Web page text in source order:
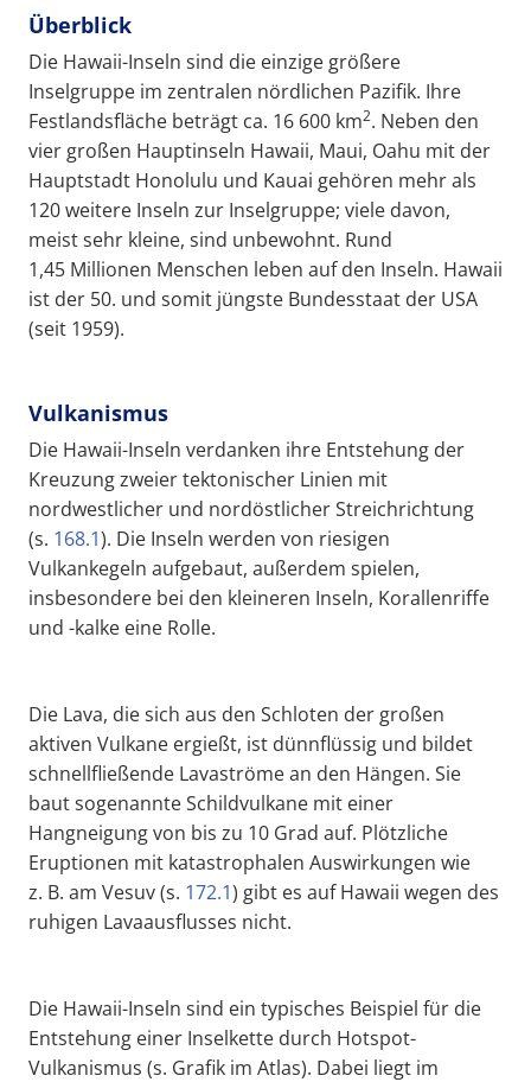
Überblick
Die Hawaii-Inseln sind die einzige größere
Inselgruppe im zentralen nördlichen Pazifik. Ihre
Festlandsfläche beträgt ca. 16 600 km2. Neben den
vier großen Hauptinseln Hawaii, Maui, Oahu mit der
Hauptstadt Honolulu und Kauai gehören mehr als
120 weitere Inseln zur Inselgruppe; viele davon,
meist sehr kleine, sind unbewohnt. Rund
1,45 Millionen Menschen leben auf den Inseln. Hawaii
ist der 50. und somit jüngste Bundesstaat der USA
(seit 1959).
Vulkanismus
Die Hawaii-Inseln verdanken ihre Entstehung der
Kreuzung zweier tektonischer Linien mit
nordwestlicher und nordöstlicher Streichrichtung
(s. 168.1). Die Inseln werden von riesigen
Vulkankegeln aufgebaut, außerdem spielen,
insbesondere bei den kleineren Inseln, Korallenriffe
und -kalke eine Rolle.
Die Lava, die sich aus den Schloten der großen
aktiven Vulkane ergießt, ist dünnflüssig und bildet
schnellfließende Lavaströme an den Hängen. Sie
baut sogenannte Schildvulkane mit einer
Hangneigung von bis zu 10 Grad auf. Plötzliche
Eruptionen mit katastrophalen Auswirkungen wie
z. B. am Vesuv (s. 172.1) gibt es auf Hawaii wegen des
ruhigen Lavaausflusses nicht.
Die Hawaii-Inseln sind ein typisches Beispiel für die
Entstehung einer Inselkette durch Hotspot-
Vulkanismus (s. Grafik im Atlas). Dabei liegt im